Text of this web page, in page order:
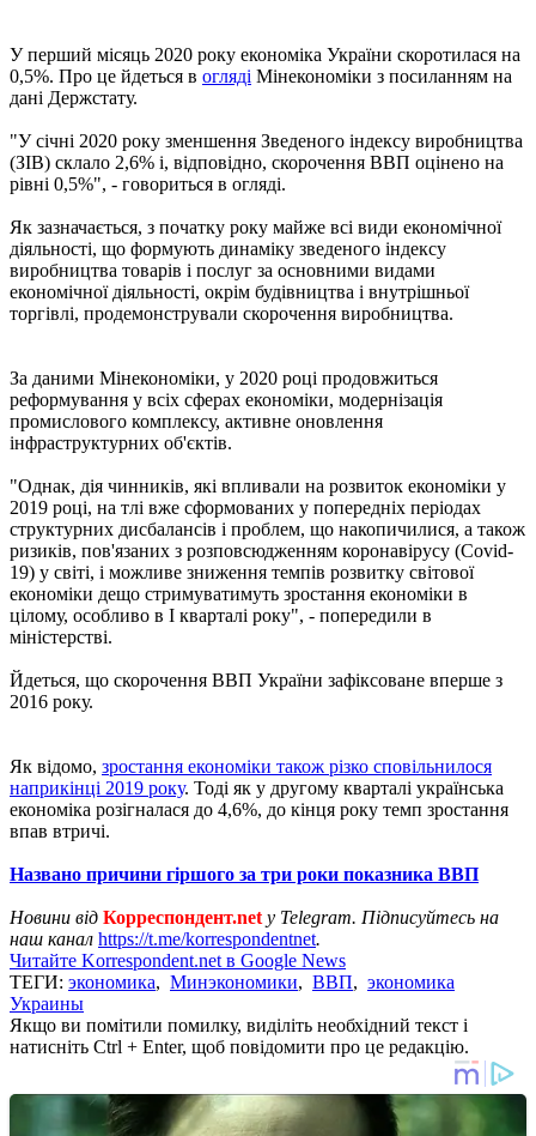
У перший місяць 2020 року економіка України скоротилася на
0,5%. Про це йдеться в огляді Мінекономіки з посиланням на
дані Держстату.
"У січні 2020 року зменшення Зведеного індексу виробництва
(ЗІВ) склало 2,6% і, відповідно, скорочення ВВП оцінено на
рівні 0,5%", - говориться в огляді.
Як зазначається, з початку року майже всі види економічної
діяльності, що формують динаміку зведеного індексу
виробництва товарів і послуг за основними видами
економічної діяльності, окрім будівництва і внутрішньої
торгівлі, продемонстрували скорочення виробництва.
За даними Мінекономіки, у 2020 році продовжиться
реформування у всіх сферах економіки, модернізація
промислового комплексу, активне оновлення
інфраструктурних об'єктів.
"Однак, дія чинників, які впливали на розвиток економіки у
2019 році, на тлі вже сформованих у попередніх періодах
структурних дисбалансів і проблем, що накопичилися, а також
ризиків, пов'язаних з розповсюдженням коронавірусу (Covid-
19) у світі, і можливе зниження темпів розвитку світової
економіки дещо стримуватимуть зростання економіки в
цілому, особливо в I кварталі року", - попередили в
міністерстві.
Йдеться, що скорочення ВВП України зафіксоване вперше з
2016 року.
Як відомо, зростання економіки також різко сповільнилося
наприкінці 2019 року. Тоді як у другому кварталі українська
економіка розігналася до 4,6%, до кінця року темп зростання
впав втричі.
Названо причини гіршого за три роки показника ВВП
Новини від Корреспондент.net у Telegram. Підписуйтесь на
наш канал https://t.me/korrespondentnet.
Читайте Korrespondent.net в Google News
ТЕГИ: экономика, Минэкономики, ВВП, экономика
Украины
Якщо ви помітили помилку, виділіть необхідний текст і
натисніть Ctrl + Enter, щоб повідомити про це редакцію.